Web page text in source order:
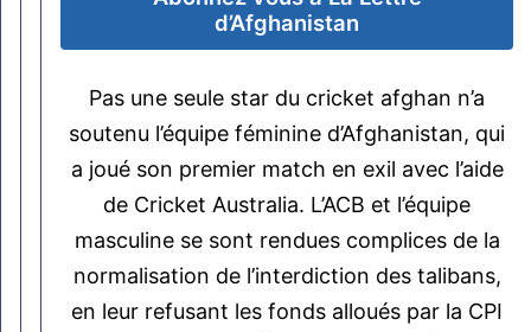
d’Afghanistan
Pas une seule star du cricket afghan n’a
soutenu l’équipe féminine d’Afghanistan, qui
a joué son premier match en exil avec l’aide
de Cricket Australia. L’ACB et l’équipe
masculine se sont rendues complices de la
normalisation de l’interdiction des talibans,
en leur refusant les fonds alloués par la CPI